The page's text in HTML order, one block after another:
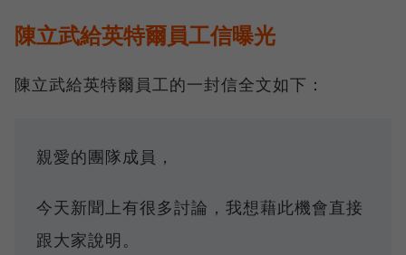
陳立武給英特爾員工信曝光
陳立武給英特爾員工的一封信全文如下：
親愛的團隊成員，
今天新聞上有很多討論，我想藉此機會直接
跟大家說明。